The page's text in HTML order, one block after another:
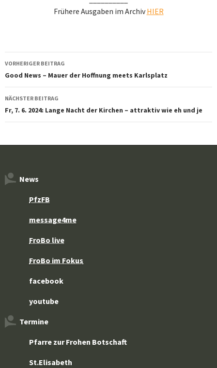
Frühere Ausgaben im ArchivHIER
Beitragsnavigation
VORHERIGER BEITRAG
Good News – Mauer der Hoffnung meets Karlsplatz
NÄCHSTER BEITRAG
Fr, 7. 6. 2024: Lange Nacht der Kirchen – attraktiv wie eh und je
News
PfzFB
message4me
FroBo live
FroBo im Fokus
facebook
youtube
Termine
Pfarre zur Frohen Botschaft
St.Elisabeth